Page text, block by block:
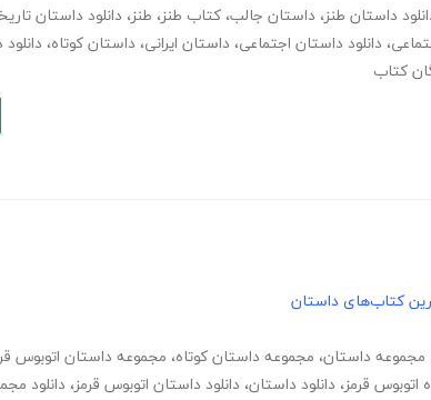
داستان طنز، داستان جالب، کتاب طنز، طنز، دانلود داستان
، دانلود داستان اجتماعی، داستان ایرانی، داستان کوتاه،
کتاب
کتاب‌های داستان
مجموعه داستان، مجموعه داستان کوتاه، مجموعه داستان اتوبوس
اتوبوس قرمز، دانلود داستان، دانلود داستان اتوبوس قرمز، دانلود